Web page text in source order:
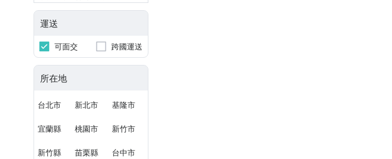
運送
可面交 跨國運送
所在地
台北市 新北市 基隆市
宜蘭縣 桃園市 新竹市
新竹縣 苗栗縣 台中市